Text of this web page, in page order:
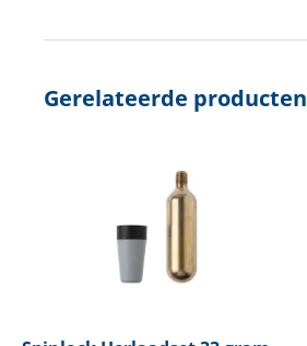
Gerelateerde producten